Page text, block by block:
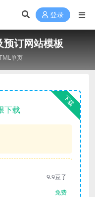
登录
预订网站模板
单页
下载
下载
9.9豆子
免费